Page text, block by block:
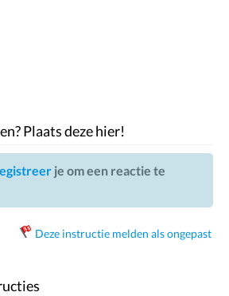
Plaats deze hier!
je om een reactie te
Deze instructie melden als ongepast